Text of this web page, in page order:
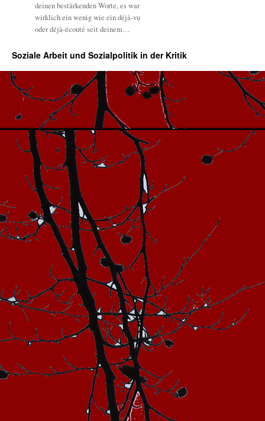
deinen bestärkenden Worte, es war
wirklich ein wenig wie ein déjà-vu
oder déjà-écouté seit deinem…
Soziale Arbeit und Sozialpolitik in der Kritik